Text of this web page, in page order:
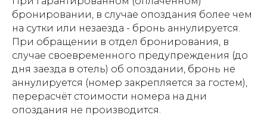
бронировании, в случае опоздания более чем
на сутки или незаезда - бронь аннулируется.
При обращении в отдел бронирования, в
случае своевременного предупреждения (до
дня заезда в отель) об опоздании, бронь не
аннулируется (номер закрепляется за гостем),
перерасчёт стоимости номера на дни
опоздания не производится.